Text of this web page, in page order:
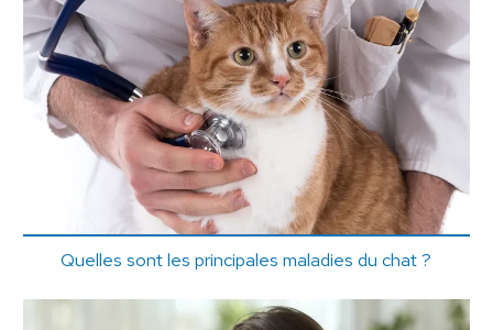
Quelles sont les principales maladies du chat ?